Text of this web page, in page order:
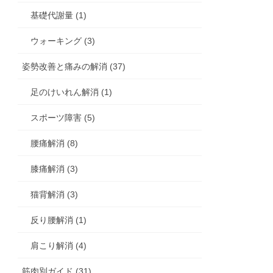
基礎代謝量 (1)
ウォーキング (3)
姿勢改善と痛みの解消 (37)
足のけいれん解消 (1)
スポーツ障害 (5)
腰痛解消 (8)
膝痛解消 (3)
猫背解消 (3)
反り腰解消 (1)
肩こり解消 (4)